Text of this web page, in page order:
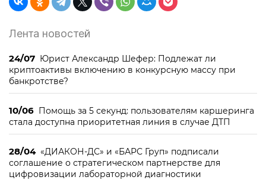
Лента новостей
24/07 Юрист Александр Шефер: Подлежат ли
криптоактивы включению в конкурсную массу при
банкротстве?
10/06 Помощь за 5 секунд: пользователям каршеринга
стала доступна приоритетная линия в случае ДТП
28/04 «ДИАКОН-ДС» и «БАРС Груп» подписали
соглашение о стратегическом партнерстве для
цифровизации лабораторной диагностики